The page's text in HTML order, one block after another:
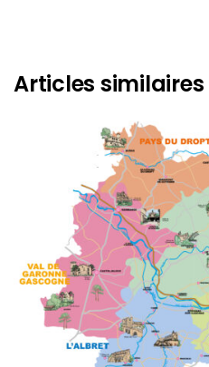
Articles similaires